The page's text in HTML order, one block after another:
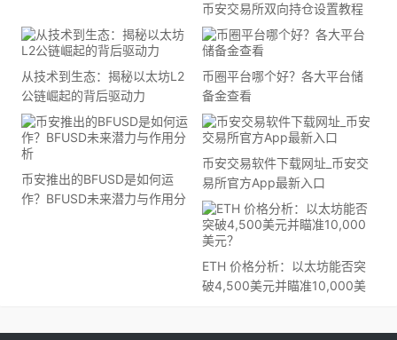
币安交易所双向持仓设置教程
从技术到生态：揭秘以太坊L2
公链崛起的背后驱动力
币圈平台哪个好？各大平台储
备金查看
币安推出的BFUSD是如何运
作？BFUSD未来潜力与作用分
币安交易软件下载网址_币安交
易所官方App最新入口
ETH 价格分析：以太坊能否突
破4,500美元并瞄准10,000美